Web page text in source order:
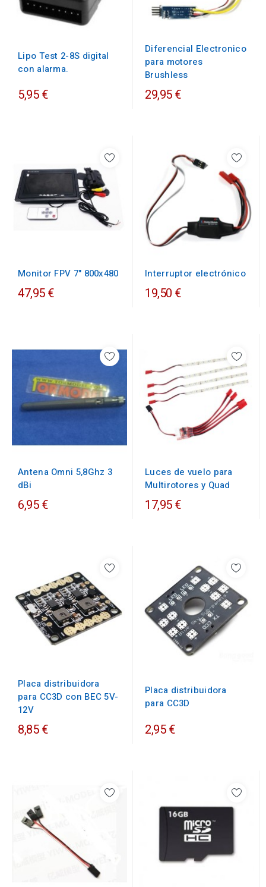
Lipo Test 2-8S digital
con alarma.
5,95 €
Diferencial Electronico
para motores
Brushless
29,95 €
Monitor FPV 7" 800x480
47,95 €
Interruptor electrónico
19,50 €
Antena Omni 5,8Ghz 3
dBi
6,95 €
Luces de vuelo para
Multirotores y Quad
17,95 €
Placa distribuidora
para CC3D con BEC 5V-
12V
8,85 €
Placa distribuidora
para CC3D
2,95 €